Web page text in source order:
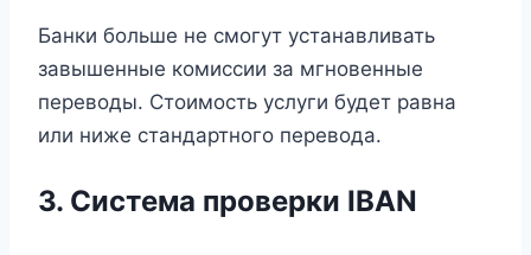
Банки больше не смогут устанавливать
завышенные комиссии за мгновенные
переводы. Стоимость услуги будет равна
или ниже стандартного перевода.
3. Система проверки IBAN